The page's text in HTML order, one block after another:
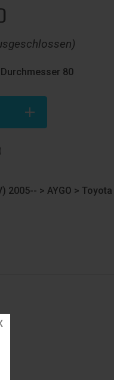
80
2005-- > AYGO > Toyota